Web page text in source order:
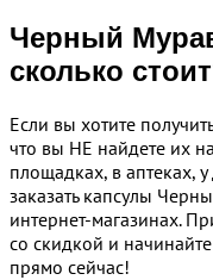
Черный
сколько
Если вы хотите
что вы НЕ найдете их
площадках, в аптеках,
заказать капсулы
интернет-магазинах.
со скидкой и
прямо сейчас!